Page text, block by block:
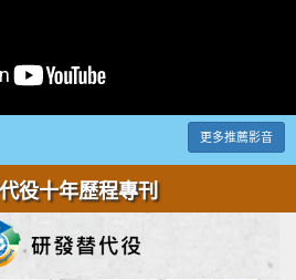
更多推薦影音
役十年歷程專刊